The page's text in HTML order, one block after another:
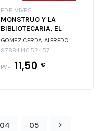
EDELVIVES
MONSTRUO Y LA
BIBLIOTECARIA, EL
GOMEZ CERDA, ALFREDO
9788414052457
PVP: 11,50 €
04 05